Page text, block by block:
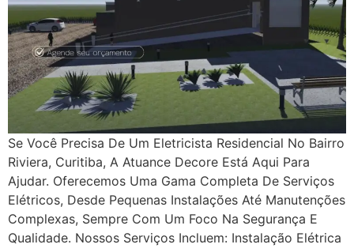
Se Você Precisa De Um Eletricista Residencial No Bairro
Riviera, Curitiba, A Atuance Decore Está Aqui Para
Ajudar. Oferecemos Uma Gama Completa De Serviços
Elétricos, Desde Pequenas Instalações Até Manutenções
Complexas, Sempre Com Um Foco Na Segurança E
Qualidade. Nossos Serviços Incluem: Instalação Elétrica